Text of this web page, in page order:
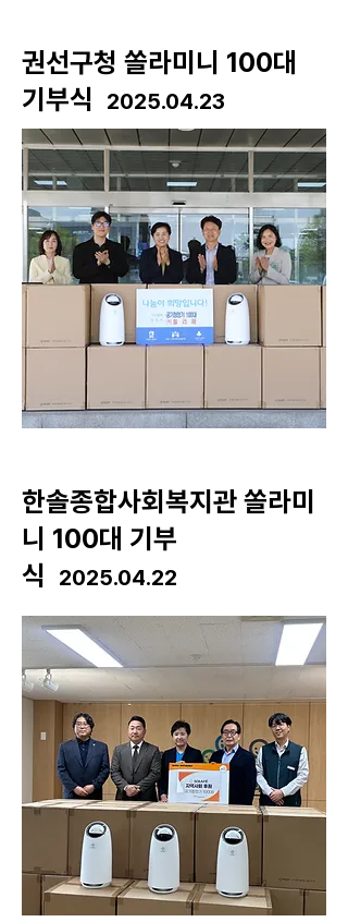
​권선구청 쏠라미니 100대
기부식
2025.04.23
​한솔종합사회복지관 쏠라미
니 100대 기부
식
2025.04.22